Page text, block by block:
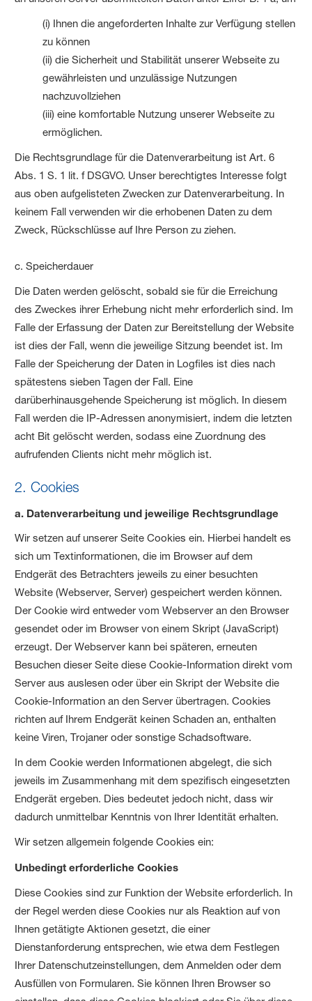
(i) Ihnen die angeforderten Inhalte zur Verfügung stellen
zu können
(ii) die Sicherheit und Stabilität unserer Webseite zu
gewährleisten und unzulässige Nutzungen
nachzuvollziehen
(iii) eine komfortable Nutzung unserer Webseite zu
ermöglichen.
Die Rechtsgrundlage für die Datenverarbeitung ist Art. 6
Abs. 1 S. 1 lit. f DSGVO. Unser berechtigtes Interesse folgt
aus oben aufgelisteten Zwecken zur Datenverarbeitung. In
keinem Fall verwenden wir die erhobenen Daten zu dem
Zweck, Rückschlüsse auf Ihre Person zu ziehen.
c. Speicherdauer
Die Daten werden gelöscht, sobald sie für die Erreichung
des Zweckes ihrer Erhebung nicht mehr erforderlich sind. Im
Falle der Erfassung der Daten zur Bereitstellung der Website
ist dies der Fall, wenn die jeweilige Sitzung beendet ist. Im
Falle der Speicherung der Daten in Logfiles ist dies nach
spätestens sieben Tagen der Fall. Eine
darüberhinausgehende Speicherung ist möglich. In diesem
Fall werden die IP-Adressen anonymisiert, indem die letzten
acht Bit gelöscht werden, sodass eine Zuordnung des
aufrufenden Clients nicht mehr möglich ist.
2. Cookies
a. Datenverarbeitung und jeweilige Rechtsgrundlage
Wir setzen auf unserer Seite Cookies ein. Hierbei handelt es
sich um Textinformationen, die im Browser auf dem
Endgerät des Betrachters jeweils zu einer besuchten
Website (Webserver, Server) gespeichert werden können.
Der Cookie wird entweder vom Webserver an den Browser
gesendet oder im Browser von einem Skript (JavaScript)
erzeugt. Der Webserver kann bei späteren, erneuten
Besuchen dieser Seite diese Cookie-Information direkt vom
Server aus auslesen oder über ein Skript der Website die
Cookie-Information an den Server übertragen. Cookies
richten auf Ihrem Endgerät keinen Schaden an, enthalten
keine Viren, Trojaner oder sonstige Schadsoftware.
In dem Cookie werden Informationen abgelegt, die sich
jeweils im Zusammenhang mit dem spezifisch eingesetzten
Endgerät ergeben. Dies bedeutet jedoch nicht, dass wir
dadurch unmittelbar Kenntnis von Ihrer Identität erhalten.
Wir setzen allgemein folgende Cookies ein:
Unbedingt erforderliche Cookies
Diese Cookies sind zur Funktion der Website erforderlich. In
der Regel werden diese Cookies nur als Reaktion auf von
Ihnen getätigte Aktionen gesetzt, die einer
Dienstanforderung entsprechen, wie etwa dem Festlegen
Ihrer Datenschutzeinstellungen, dem Anmelden oder dem
Ausfüllen von Formularen. Sie können Ihren Browser so